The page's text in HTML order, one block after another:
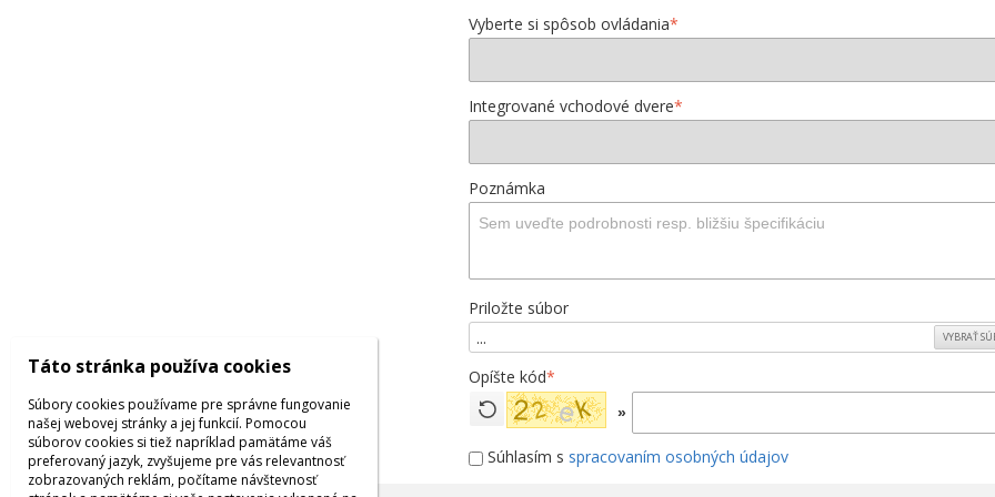
Vyberte si spôsob ovládania*
Integrované vchodové dvere*
Poznámka
Priložte súbor
...
VYBRAŤ
Opíšte kód*
»
Súhlasím s spracovaním osobných údajov
Táto stránka používa cookies
Súbory cookies používame pre správne fungovanie
našej webovej stránky a jej funkcií. Pomocou
súborov cookies si tiež napríklad pamätáme váš
preferovaný jazyk, zvyšujeme pre vás relevantnosť
zobrazovaných reklám, počítame návštevnosť